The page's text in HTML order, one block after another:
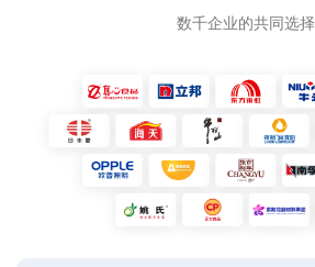
数千企业的共同选择